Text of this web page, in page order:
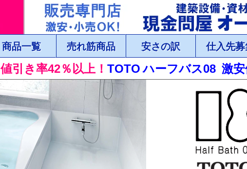
商品一覧 売れ筋商品 安さの訳 仕入先募
値引き率42％以上！ TOTO ハーフバス08 激